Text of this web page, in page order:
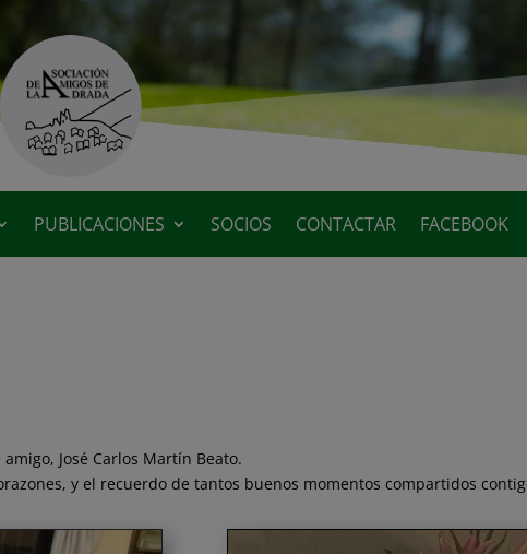
PUBLICACIONES SOCIOS CONTACTAR FACEBOOK
José Carlos Martín Beato.
y el recuerdo de tantos buenos momentos compartidos